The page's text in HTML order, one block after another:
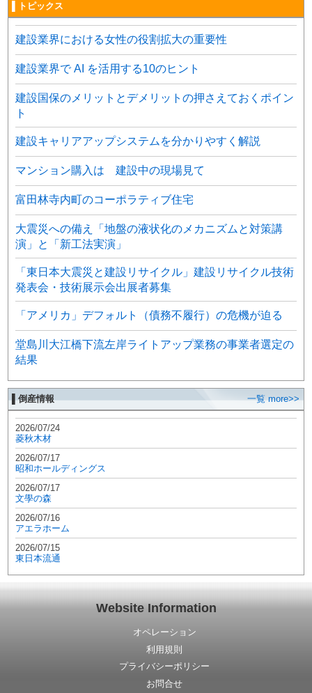
▌トピックス
建設業界における女性の役割拡大の重要性
建設業界で AI を活用する10のヒント
建設国保のメリットとデメリットの押さえておくポイン
ト
建設キャリアアップシステムを分かりやすく解説
マンション購入は 建設中の現場見て
富田林寺内町のコーポラティブ住宅
大震災への備え「地盤の液状化のメカニズムと対策講
演」と「新工法実演」
「東日本大震災と建設リサイクル」建設リサイクル技術
発表会・技術展示会出展者募集
「アメリカ」デフォルト（債務不履行）の危機が迫る
堂島川大江橋下流左岸ライトアップ業務の事業者選定の
結果
▌倒産情報 一覧 more>>
2026/07/24
菱秋木材
2026/07/17
昭和ホールディングス
2026/07/17
文學の森
2026/07/16
アエラホーム
2026/07/15
東日本流通
Website Information
オペレーション
利用規則
プライバシーポリシー
お問合せ